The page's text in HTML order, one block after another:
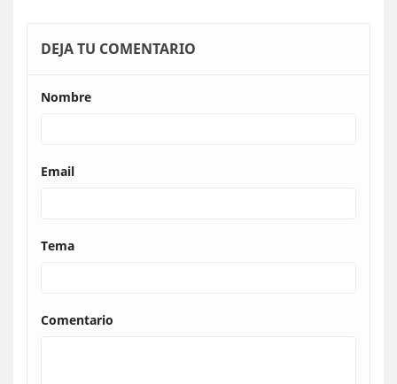
DEJA TU COMENTARIO
Nombre
Email
Tema
Comentario